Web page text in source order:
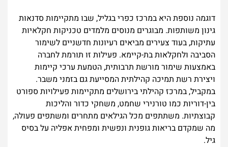
דוגמה נוספת היא במרכז כפרי בגליל, שבו מתקיימות סדנאות
גינון משותפות. מבוגרים מנוסים מלמדים טכניקות חקלאיות
עתיקות, בעוד צעירים מביאים רעיונות חדשניים לשימור
הסביבה ולחקלאות בת-קיימא. פעילות זו תורמת לחברה
באמצעות שימור מורשת תרבותית, הטמעת ערכי קיימות
ויצירת רשת תמיכה קהילתית המסייעת גם בזמני משבר.
במקביל, במרכז קהילתי בירושלים מתקיימות פעילויות ספורט
בין-דוריות כמו טורנירי שחמט, משחקי כדור והליכות
קבוצתיות. משתתפים מכל הגילאים מתחרים ומשתפים פעולה,
מה שמקדם בריאות גופנית ונפשית ומפחית אפליה על בסיס
גיל.